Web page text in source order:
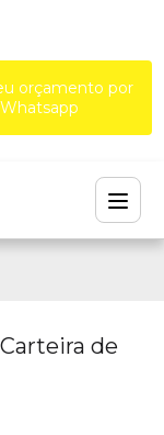
orçamento por
Whatsapp
B CARTEIRA DE
de